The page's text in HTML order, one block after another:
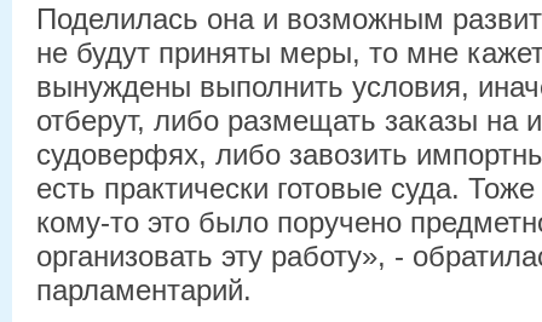
Поделилась она и возможным
не будут приняты меры, то мне
вынуждены выполнить условия,
отберут, либо размещать заказы на
судоверфях, либо завозить
есть практически готовые суда.
кому-то это было поручено
организовать эту работу», -
парламентарий.